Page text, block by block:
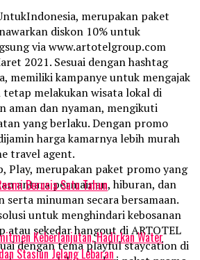
merupakan paket
diskon 10% untuk
via www.artotelgroup.com
2021. Sesuai dengan hashtag
memiliki kampanye untuk mengajak
tetap melakukan wisata lokal di
aman dan nyaman, mengikuti
yang berlaku. Dengan promo
harga kamarnya lebih murah
travel agent.
Play, merupakan paket promo yang
antara permainan, hiburan, dan
serta minuman secara bersamaan.
untuk menghindari kebosanan
atau sekedar hangout di ARTOTEL
dengan tema playful staycation di
Berusia Satu Tahun
Keberlanjutan, Hadirkan Water
Stasiun Jelang Lebaran